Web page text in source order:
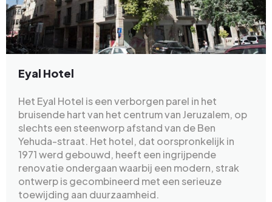
Eyal Hotel
Het Eyal Hotel is een verborgen parel in het
bruisende hart van het centrum van Jeruzalem, op
slechts een steenworp afstand van de Ben
Yehuda-straat. Het hotel, dat oorspronkelijk in
1971 werd gebouwd, heeft een ingrijpende
renovatie ondergaan waarbij een modern, strak
ontwerp is gecombineerd met een serieuze
toewijding aan duurzaamheid.